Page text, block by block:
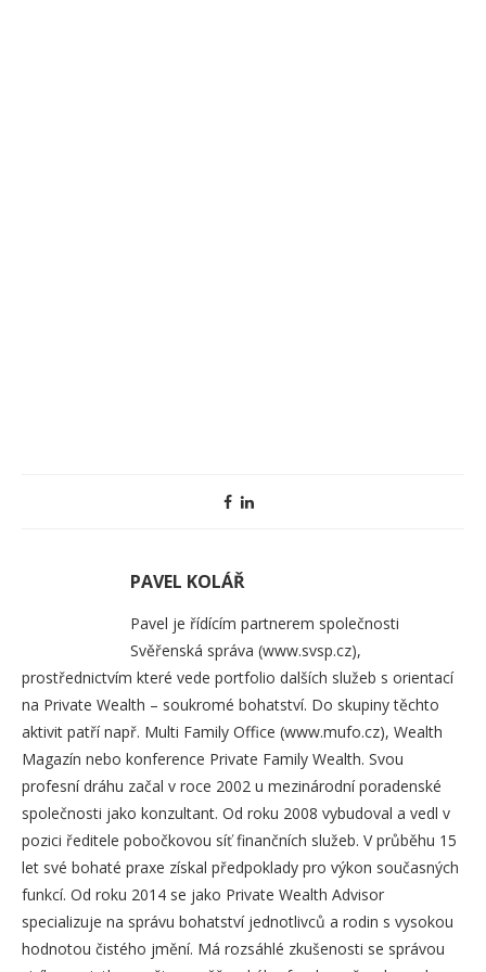
PAVEL KOLÁŘ
Pavel je řídícím partnerem společnosti
Svěřenská správa (www.svsp.cz),
prostřednictvím které vede portfolio dalších služeb s orientací
na Private Wealth – soukromé bohatství. Do skupiny těchto
aktivit patří např. Multi Family Office (www.mufo.cz), Wealth
Magazín nebo konference Private Family Wealth. Svou
profesní dráhu začal v roce 2002 u mezinárodní poradenské
společnosti jako konzultant. Od roku 2008 vybudoval a vedl v
pozici ředitele pobočkovou síť finančních služeb. V průběhu 15
let své bohaté praxe získal předpoklady pro výkon současných
funkcí. Od roku 2014 se jako Private Wealth Advisor
specializuje na správu bohatství jednotlivců a rodin s vysokou
hodnotou čistého jmění. Má rozsáhlé zkušenosti se správou